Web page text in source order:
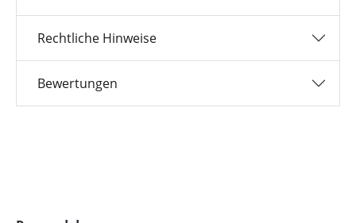
Rechtliche Hinweise
Bewertungen